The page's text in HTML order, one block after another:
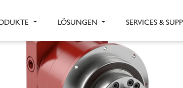
LÖSUNGEN SERVICES &